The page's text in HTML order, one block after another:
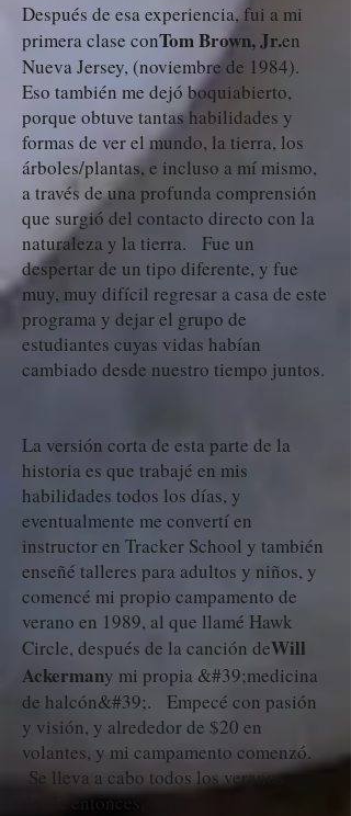
Después de esa experiencia, fui a mi
primera clase conTom Brown, Jr.en
Nueva Jersey, (noviembre de 1984).
Eso también me dejó boquiabierto,
porque obtuve tantas habilidades y
formas de ver el mundo, la tierra, los
árboles/plantas, e incluso a mí mismo,
a través de una profunda comprensión
que surgió del contacto directo con la
naturaleza y la tierra. Fue un
despertar de un tipo diferente, y fue
muy, muy difícil regresar a casa de este
programa y dejar el grupo de
estudiantes cuyas vidas habían
cambiado desde nuestro tiempo juntos.
La versión corta de esta parte de la
historia es que trabajé en mis
habilidades todos los días, y
eventualmente me convertí en
instructor en Tracker School y también
enseñé talleres para adultos y niños, y
comencé mi propio campamento de
verano en 1989, al que llamé Hawk
Circle, después de la canción deWill
Ackermany mi propia &#39;medicina
de halcón&#39;. Empecé con pasión
y visión, y alrededor de $20 en
volantes, y mi campamento comenzó.
Se lleva a cabo todos los veranos
desde entonces.